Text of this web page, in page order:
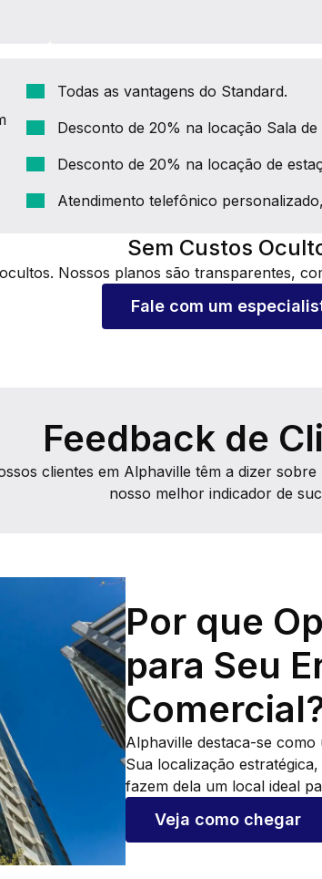
Todas as vantagens do Standard.
Desconto de 20% na locação Sala
Desconto de 20% na locação de
Atendimento telefônico
Sem Custos
Nossos planos são transparentes,
Fale com um
Feedback de
clientes em Alphaville têm a dizer
nosso melhor indicador de
Por que
para Seu
Alphaville destaca-se
Sua localização
fazem dela um local ideal
Veja como chegar